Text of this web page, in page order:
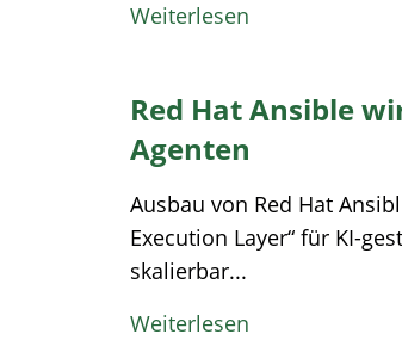
Weiterlesen
Red Hat Ansible
Agenten
Ausbau von Red Hat
Execution Layer“ für KI-
skalierbar...
Weiterlesen